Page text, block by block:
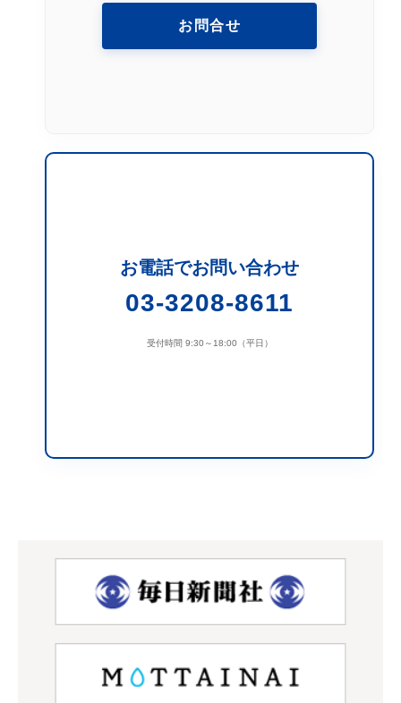
お問合せ
お電話でお問い合わせ
03-3208-8611
受付時間 9:30～18:00（平日）